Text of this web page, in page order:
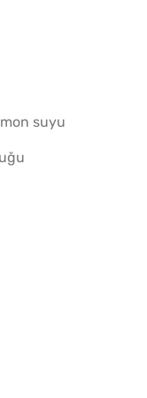
suyu